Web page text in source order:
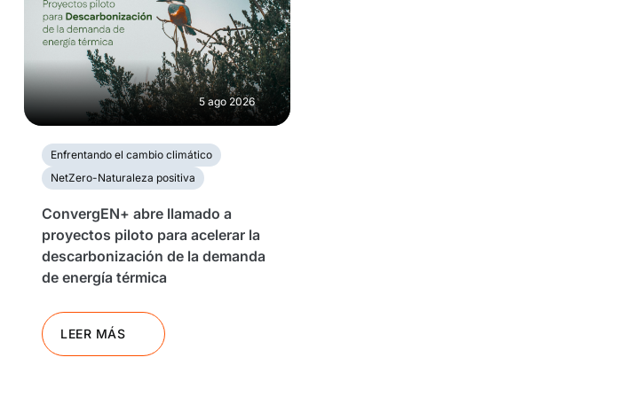
5 ago 2026
Enfrentando el cambio climático
NetZero-Naturaleza positiva
ConvergEN+ abre llamado a
proyectos piloto para acelerar la
descarbonización de la demanda
de energía térmica
LEER MÁS